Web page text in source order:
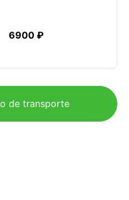
6900 ₽
de transporte